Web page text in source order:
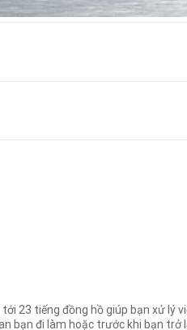
23 tiếng đồng hồ giúp bạn xử lý
bạn đi làm hoặc trước khi bạn trở